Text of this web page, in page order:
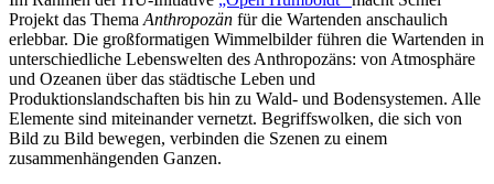
Projekt das Thema Anthropozän für die Wartenden anschaulich
erlebbar. Die großformatigen Wimmelbilder führen die Wartenden in
unterschiedliche Lebenswelten des Anthropozäns: von Atmosphäre
und Ozeanen über das städtische Leben und
Produktionslandschaften bis hin zu Wald- und Bodensystemen. Alle
Elemente sind miteinander vernetzt. Begriffswolken, die sich von
Bild zu Bild bewegen, verbinden die Szenen zu einem
zusammenhängenden Ganzen.